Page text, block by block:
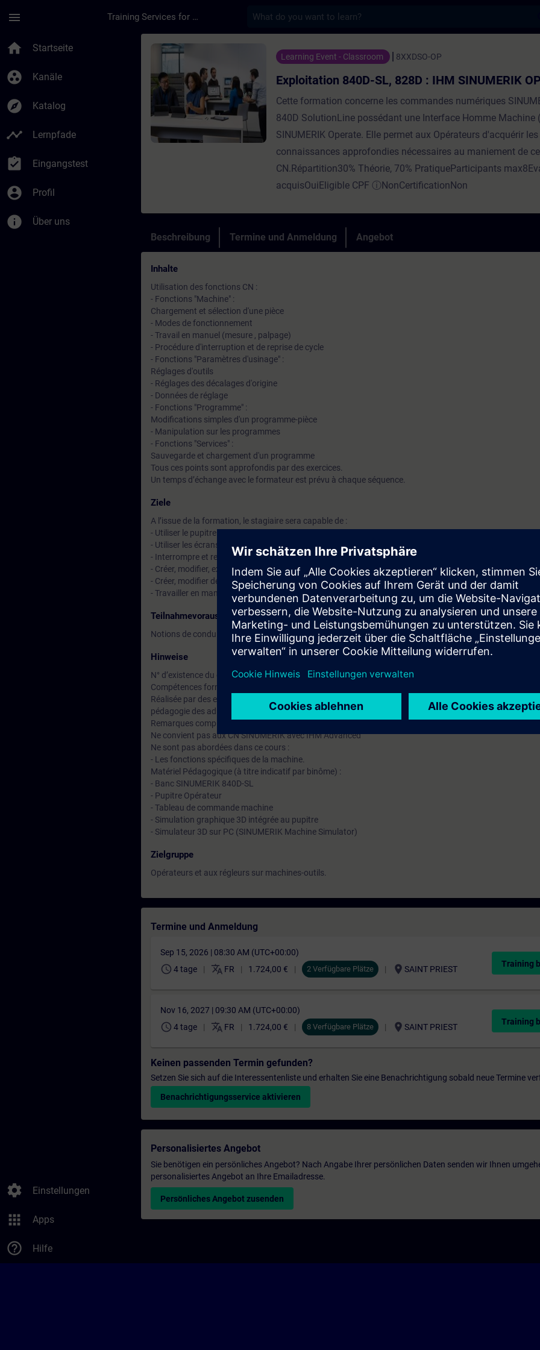
menu Training Services for Digital Industries
home Startseite
group_work Kanäle
explore Katalog
timeline Lernpfade
assignment_turned_in Eingangstest
account_circle Profil
info Über uns
settings Einstellungen
apps Apps
help_outline Hilfe
Kurs - Exploitation 840D-SL, 828D : IHM SINUMERIK
Learning Event - Classroom 8XXDSO-OP
Exploitation 840D-SL, 828D : IHM SINUMERIK
Cette formation concerne les commandes numériques
840D SolutionLine possédant une Interface Homme Machine
SINUMERIK Operate. Elle permet aux Opérateurs d'acquérir les
connaissances approfondies nécessaires au maniement de
CN.Répartition30% Théorie, 70% PratiqueParticipants
acquisOuiEligible CPF ⓘNonCertificationNon
Beschreibung Termine und Anmeldung Angebot
Inhalte
Utilisation des fonctions CN :
- Fonctions "Machine" :
Chargement et sélection d'une pièce
- Modes de fonctionnement
- Travail en manuel (mesure , palpage)
- Procédure d'interruption et de reprise de cycle
- Fonctions "Paramètres d'usinage" :
Réglages d'outils
- Réglages des décalages d'origine
- Données de réglage
- Fonctions "Programme" :
Modifications simples d'un programme-pièce
- Manipulation sur les programmes
- Fonctions "Services" :
Sauvegarde et chargement d'un programme
Tous ces points sont approfondis par des exercices.
Un temps d’échange avec le formateur est prévu à chaque séquence.
Ziele
A l’issue de la formation, le stagiaire sera capable de :
- Utiliser le pupitre opérateur et le Tableau de Commande Machine
- Utiliser les écrans standard de conduite machine
- Interrompre et reprendre un cycle d'usinage.
- Créer, modifier, exécuter et sauvegarder un programme.
- Créer, modifier des outils et des décalages d'origines.
- Travailler en manuel (mesure, palpage, ¿)
Teilnahmevoraussetzung
Notions de conduite de machines à commande numérique.
Hinweise
N° d’existence du centre de formation SITRAIN : 11 93 00 205 93
Compétences formateur :
Réalisée par des experts assurant au quotidien des missions techniques auprès des entreprises, formés
pédagogie des adultes avec un suivi et une actualisation de leurs compétences théoriques, pratiques, et
Remarques complémentaires :
Ne convient pas aux CN SINUMERIK avec IHM Advanced
Ne sont pas abordées dans ce cours :
- Les fonctions spécifiques de la machine.
Matériel Pédagogique (à titre indicatif par binôme) :
- Banc SINUMERIK 840D-SL
- Pupitre Opérateur
- Tableau de commande machine
- Simulation graphique 3D intégrée au pupitre
- Simulateur 3D sur PC (SINUMERIK Machine Simulator)
Zielgruppe
Opérateurs et aux régleurs sur machines-outils.
Termine und Anmeldung
Sep 15, 2026 | 08:30 AM (UTC+00:00)
schedule 4 tage translate FR 1.724,00 € 2 Verfügbare Plätze location_on SAINT PRIEST
Training
Nov 16, 2027 | 09:30 AM (UTC+00:00)
schedule 4 tage translate FR 1.724,00 € 8 Verfügbare Plätze location_on SAINT PRIEST
Training
Keinen passenden Termin gefunden?
Setzen Sie sich auf die Interessentenliste und erhalten Sie eine Benachrichtigung sobald neue Termine
Benachrichtigungsservice aktivieren
Personalisiertes Angebot
Sie benötigen ein persönliches Angebot? Nach Angabe Ihrer persönlichen Daten senden wir Ihnen
personalisiertes Angebot an Ihre Emailadresse.
Persönliches Angebot zusenden